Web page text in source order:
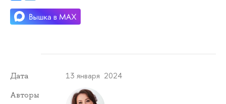
Дата 13 января 2024
Авторы